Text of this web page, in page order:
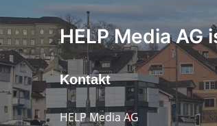
HELP Media
Kontakt
HELP Media AG